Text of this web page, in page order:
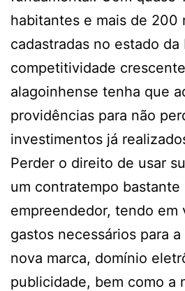
habitantes e mais de 200
cadastradas no estado da
competitividade
alagoinhense tenha que
providências para não
investimentos já
Perder o direito de usar
um contratempo bastante
empreendedor, tendo em
gastos necessários para
nova marca, domínio
publicidade, bem como a